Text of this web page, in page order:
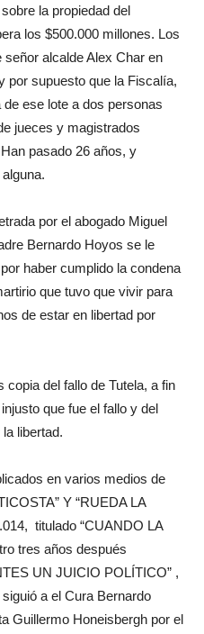
la propiedad del
los $500.000 millones. Los
señor alcalde Alex Char en
por supuesto que la Fiscalía,
ese lote a dos personas
jueces y magistrados
pasado 26 años, y
por el abogado Miguel
Bernardo Hoyos se le
haber cumplido la condena
que tuvo que vivir para
de estar en libertad por
del fallo de Tutela, a fin
que fue el fallo y del
libertad.
en varios medios de
Y “RUEDA LA
titulado “CUANDO LA
tres años después
UN JUICIO POLÍTICO” ,
a el Cura Bernardo
Guillermo Honeisbergh por el